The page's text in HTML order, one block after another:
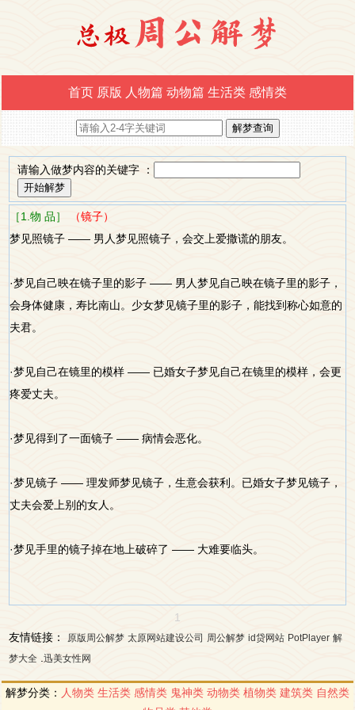
首页 原版 人物篇 动物篇 生活类 感情类
请输入做梦内容的关键字 ：
［1.物 品］
（镜子）
梦见照镜子 —— 男人梦见照镜子，会交上爱撒谎的朋友。
·梦见自己映在镜子里的影子 —— 男人梦见自己映在镜子里的影子，
会身体健康，寿比南山。少女梦见镜子里的影子，能找到称心如意的
夫君。
·梦见自己在镜里的模样 —— 已婚女子梦见自己在镜里的模样，会更
疼爱丈夫。
·梦见得到了一面镜子 —— 病情会恶化。
·梦见镜子 —— 理发师梦见镜子，生意会获利。已婚女子梦见镜子，
丈夫会爱上别的女人。
·梦见手里的镜子掉在地上破碎了 —— 大难要临头。
1
友情链接：
原版周公解梦 太原网站建设公司 周公解梦 id贷网站 PotPlayer 解
梦大全
迅美女性网
解梦分类： 人物类 生活类 感情类 鬼神类 动物类 植物类 建筑类 自然类